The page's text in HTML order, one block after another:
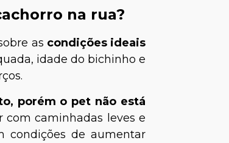
na rua?
as condições ideais
idade do bichinho e
porém o pet não está
com caminhadas leves e
condições de aumentar